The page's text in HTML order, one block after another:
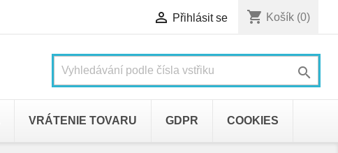
 Přihlásit se shopping_cart Košík (0)

VRÁTENIE TOVARU GDPR COOKIES